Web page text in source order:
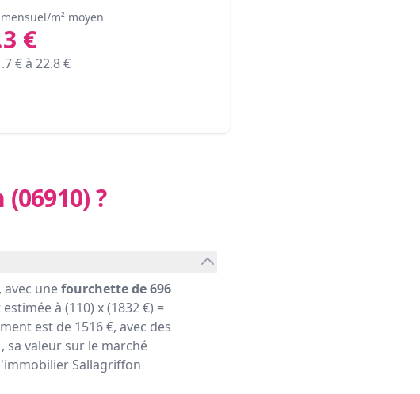
m² moyen
€
€ à 22.8€
?
avec unefourchette de 696
à (110) x (1832 €) =
est de 1516 €, avec des
sa valeur sur le marché
Sallagriffon